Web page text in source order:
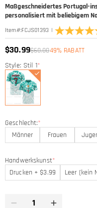
Maßgeschneidertes Portugal-
personalisiert mit beliebigem
Item#:FCJS01393 |
$30.99$60.0049% RABATT
Style: Stil 1*
Geschlecht:*
Männer
Frauen
Handwerkskunst*
Drucken + $3.99
Leer (kein